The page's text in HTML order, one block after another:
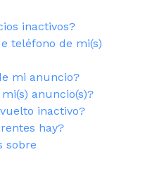
inactivos?
teléfono de mi(s)
mi anuncio?
anuncio(s)?
inactivo?
hay?
sobre